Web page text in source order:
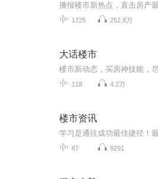
播报楼市新热点，直击房
1725 252.8万
大话楼市
楼市新动态，买房神技能，
118 4.2万
楼市资讯
87 9291